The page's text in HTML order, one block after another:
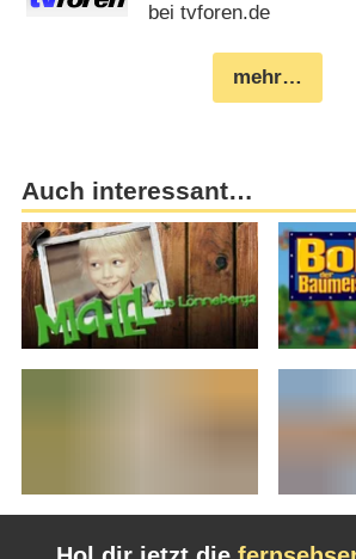
bei tvforen.de
mehr…
Auch interessant…